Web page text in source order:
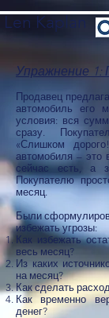
Len Kaplan
Упражнение 1:
Продавец
автомобиль его
условия: вся
сразу.
«Слишком
автомобиля – это
сейчас есть, а
Покупателю
месяц.
Были
избежать угрозы:
Как избежать
весь месяц?
Из каких
на месяц?
Как сделать
Как временно
денег?